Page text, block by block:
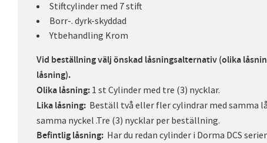
Stiftcylinder med 7 stift
Borr-. dyrk-skyddad
Ytbehandling Krom
Vid beställning välj önskad låsningsalternativ (olika
låsning).
Olika låsning: 1 st Cylinder med tre (3) nycklar.
Lika låsning: Beställ två eller fler cylindrar med samma
samma nyckel .Tre (3) nycklar per beställning.
Befintlig låsning: Har du redan cylinder i Dorma DCS